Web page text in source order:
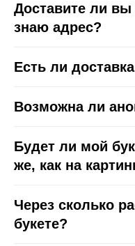
Доставите ли вы
знаю адрес?
Есть ли
Возможна ли
Будет ли мой
же, как на
Через сколько
букете?